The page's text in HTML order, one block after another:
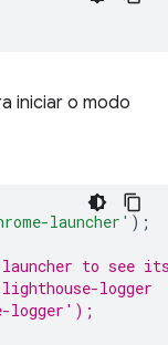
iniciar o modo
launcher' );
to see
logger
logger');